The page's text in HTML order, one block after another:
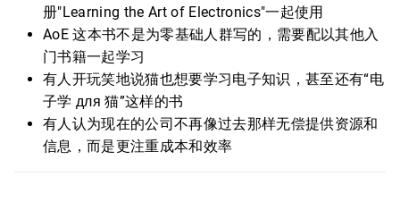
册"Learning the Art of Electronics"一起使用
AoE 这本书不是为零基础人群写的，需要配以其他入
门书籍一起学习
有人开玩笑地说猫也想要学习电子知识，甚至还有“电
子学 для 猫”这样的书
有人认为现在的公司不再像过去那样无偿提供资源和
信息，而是更注重成本和效率